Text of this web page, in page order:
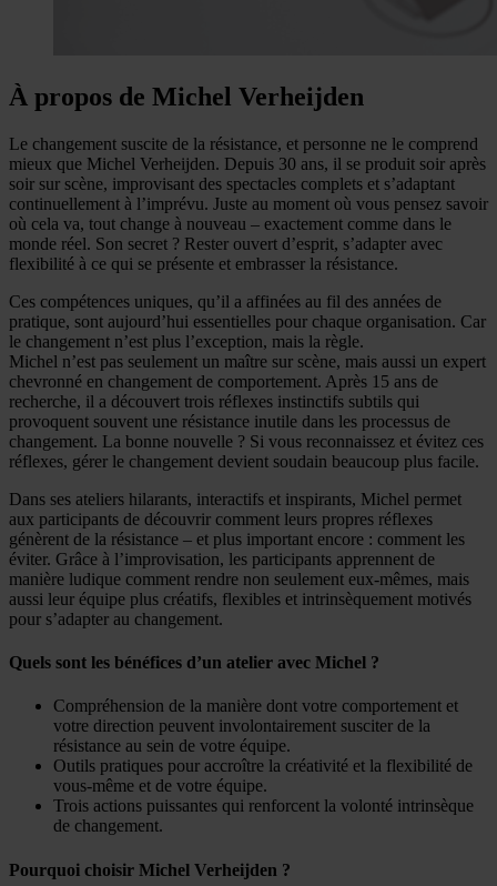
À propos de Michel Verheijden
Le changement suscite de la résistance, et personne ne le comprend
mieux que Michel Verheijden. Depuis 30 ans, il se produit soir après
soir sur scène, improvisant des spectacles complets et s’adaptant
continuellement à l’imprévu. Juste au moment où vous pensez savoir
où cela va, tout change à nouveau – exactement comme dans le
monde réel. Son secret ? Rester ouvert d’esprit, s’adapter avec
flexibilité à ce qui se présente et embrasser la résistance.
Ces compétences uniques, qu’il a affinées au fil des années de
pratique, sont aujourd’hui essentielles pour chaque organisation. Car
le changement n’est plus l’exception, mais la règle.
Michel n’est pas seulement un maître sur scène, mais aussi un expert
chevronné en changement de comportement. Après 15 ans de
recherche, il a découvert trois réflexes instinctifs subtils qui
provoquent souvent une résistance inutile dans les processus de
changement. La bonne nouvelle ? Si vous reconnaissez et évitez ces
réflexes, gérer le changement devient soudain beaucoup plus facile.
Dans ses ateliers hilarants, interactifs et inspirants, Michel permet
aux participants de découvrir comment leurs propres réflexes
génèrent de la résistance – et plus important encore : comment les
éviter. Grâce à l’improvisation, les participants apprennent de
manière ludique comment rendre non seulement eux-mêmes, mais
aussi leur équipe plus créatifs, flexibles et intrinsèquement motivés
pour s’adapter au changement.
Quels sont les bénéfices d’un atelier avec Michel ?
Compréhension de la manière dont votre comportement et
votre direction peuvent involontairement susciter de la
résistance au sein de votre équipe.
Outils pratiques pour accroître la créativité et la flexibilité de
vous-même et de votre équipe.
Trois actions puissantes qui renforcent la volonté intrinsèque
de changement.
Pourquoi choisir Michel Verheijden ?